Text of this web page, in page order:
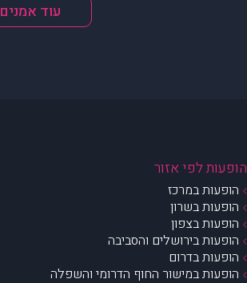
עוד אמנים
הופעות לפי אזור
הופעות במרכז
הופעות בשרון
הופעות בצפון
הופעות בירושלים והסביבה
הופעות בדרום
הופעות במישור החוף הדרומי והשפלה